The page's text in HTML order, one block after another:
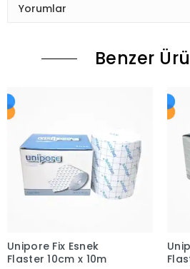
Yorumlar
Benzer
Unipore Fix Esnek
Flaster 10cm x 10m